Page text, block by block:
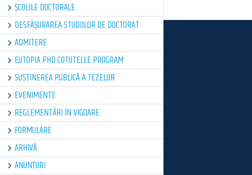
ȘCOLILE DOCTORALE
DESFĂȘURAREA STUDIILOR DE DOCTORAT
ADMITERE
EUTOPIA PHD COTUTELLE PROGRAM
SUSȚINEREA PUBLICĂ A TEZELOR
EVENIMENTE
REGLEMENTĂRI ÎN VIGOARE
FORMULARE
ARHIVĂ
ANUNȚURI